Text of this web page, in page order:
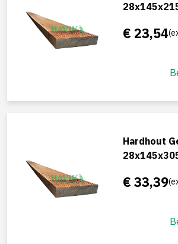
€ 23,54
Hardhout
€ 33,39